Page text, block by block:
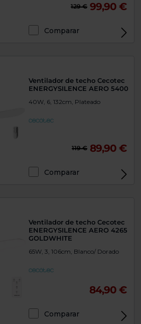
129 € 99,90 €
Comparar
Ventilador de techo Cecotec
ENERGYSILENCE AERO 5400
40W, 6, 132cm, Plateado
119 € 89,90 €
Comparar
Ventilador de techo Cecotec
ENERGYSILENCE AERO 4265
GOLDWHITE
65W, 3, 106cm, Blanco/ Dorado
84,90 €
Comparar